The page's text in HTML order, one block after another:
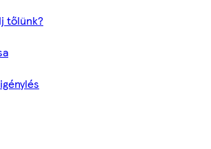
tőlünk?